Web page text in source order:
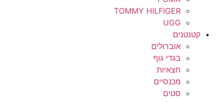
TOMMY HILFIGER
UGG
קטנטנים
אוברולים
בגדי גוף
חצאיות
מכנסיים
סטים